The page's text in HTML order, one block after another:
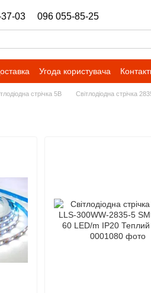
03 096 055-85-25
Угода користувача
стрічка 5В Світлодіодна стрічка